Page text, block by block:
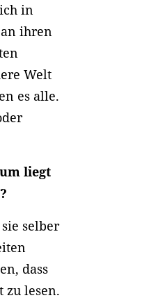
in
ihren
Welt
es alle.
liegt
selber
dass
zu lesen.